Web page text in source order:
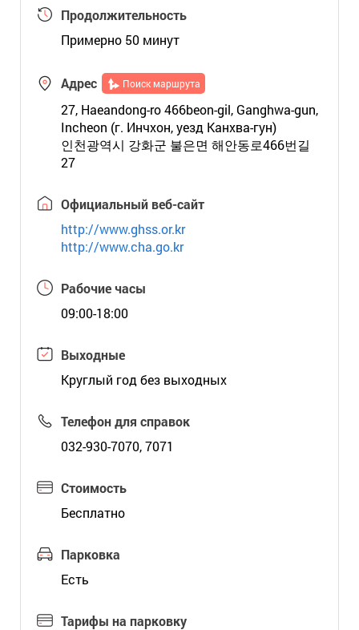
Продолжительность
Примерно 50 минут
Адрес Поиск маршрута
27, Haeandong-ro 466beon-gil, Ganghwa-gun,
Incheon (г. Инчхон, уезд Канхва-гун)
인천광역시 강화군 불은면 해안동로466번길
27
Официальный веб-сайт
http://www.ghss.or.kr
http://www.cha.go.kr
Рабочие часы
09:00-18:00
Выходные
Круглый год без выходных
Телефон для справок
032-930-7070, 7071
Стоимость
Бесплатно
Парковка
Есть
Тарифы на парковку